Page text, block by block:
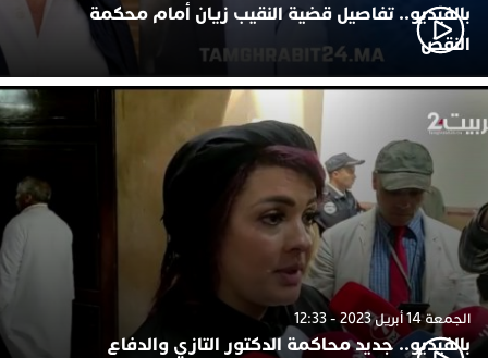
بالفيديو.. تفاصيل قضية النقيب زيان أمام محكمة
النقض
الجمعة 14 أبريل 2023 - 12:33
بالفيديو.. جديد محاكمة الدكتور التازي والدفاع